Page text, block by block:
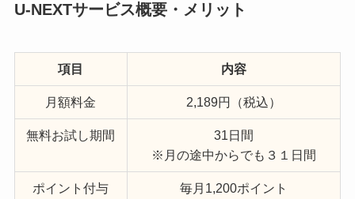
U-NEXTサービス概要・メリット
項目 内容
月額料金 2,189円（税込）
無料お試し期間
31日間
※月の途中からでも３１日間
ポイント付与
毎月1,200ポイント